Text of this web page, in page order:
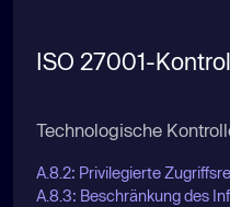
ISO 27001-
Technologische
A.8.2: Privilegierte
A.8.3: Beschränkung des